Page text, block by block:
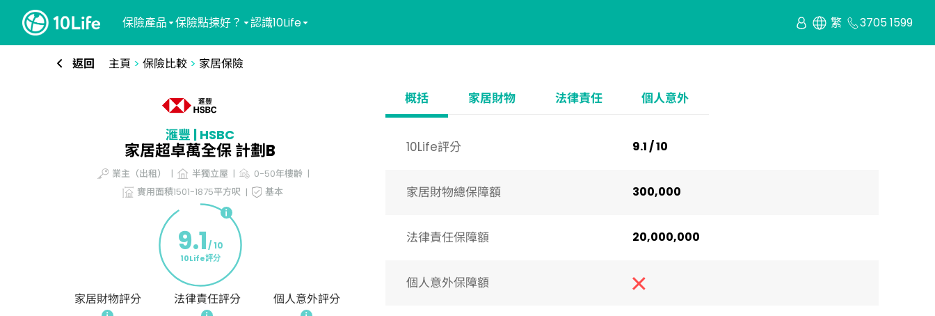
保險產品 保險點揀好？ 認識10Life 繁 3705 1599
返回 主頁 > 保險比較> 家居保險
滙豐 | HSBC
家居超卓萬全保 計劃B
業主（出租） 半獨立屋
0-50年樓齡
實用面積1501-1875平方呎
基本
9.1/ 10
10Life評分
家居財物評分 法律責任評分 個人意外評分
概括 家居財物 法律責任 個人意外
10Life評分 9.1 / 10
家居財物總保障額 300,000
法律責任保障額 20,000,000
個人意外保障額